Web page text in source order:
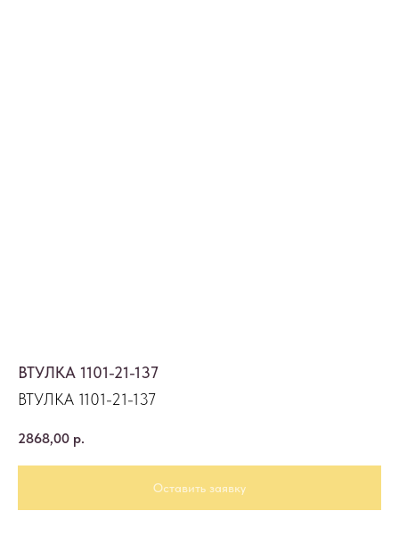
ВТУЛКА 1101-21-137
ВТУЛКА 1101-21-137
2868,00 р.
Оставить заявку